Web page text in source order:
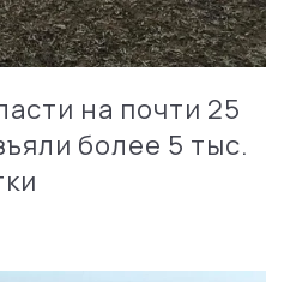
на почти 25
более 5 тыс.